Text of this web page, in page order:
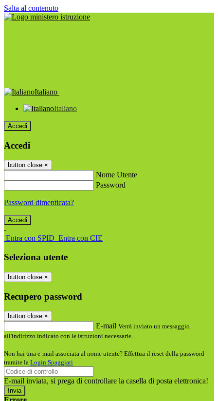
Salta al contenuto
Italiano
Italiano
Accedi
Accedi
button close ×
Nome Utente
Password
Password dimenticata?
-
Entra con SPID Entra con CIE
Seleziona utente
button close ×
Recupero password
button close ×
E-mail Verrà inviato un messaggio
all'indirizzo indicato con le istruzioni necessarie.
Non hai una e-mail associata al nome utente? Effettua il reset della password
tramite la Login Spaggiari
E-mail inviata, si prega di controllare la casella di posta elettronica!